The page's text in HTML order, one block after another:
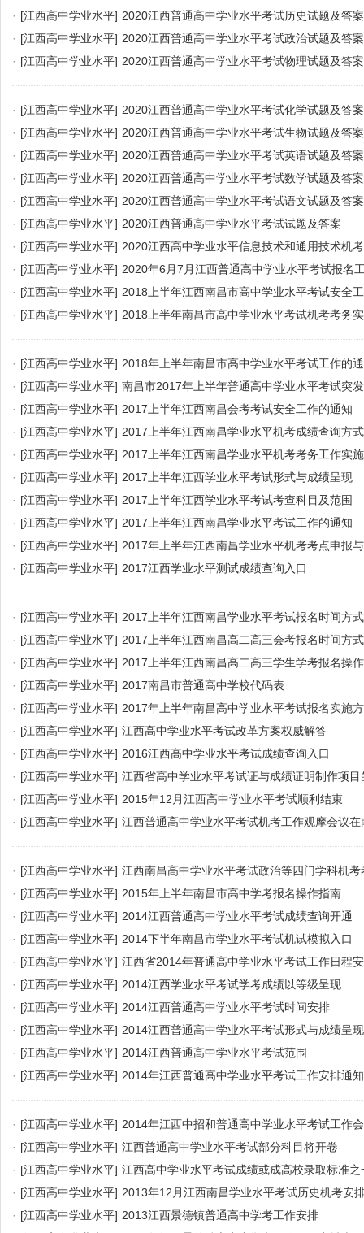
· [江西高中学业水平] 2020江西普通高中学业水平考试历史试题及答案
· [江西高中学业水平] 2020江西普通高中学业水平考试政治试题及答案
· [江西高中学业水平] 2020江西普通高中学业水平考试物理试题及答案
· [江西高中学业水平] 2020江西普通高中学业水平考试化学试题及答案
· [江西高中学业水平] 2020江西普通高中学业水平考试生物试题及答案
· [江西高中学业水平] 2020江西普通高中学业水平考试英语试题及答案
· [江西高中学业水平] 2020江西普通高中学业水平考试数学试题及答案
· [江西高中学业水平] 2020江西普通高中学业水平考试语文试题及答案
· [江西高中学业水平] 2020江西普通高中学业水平考试试题及答案
· [江西高中学业水平] 2020江西高中学业水平信息技术和通用技术机
· [江西高中学业水平] 2020年6月7月江西普通高中学业水平考试报名
· [江西高中学业水平] 2018上半年江西南昌市高中学业水平考试安全
· [江西高中学业水平] 2018上半年南昌市高中学业水平考试机考考务
· [江西高中学业水平] 2018年上半年南昌市高中学业水平考试工作的
· [江西高中学业水平] 南昌市2017年上半年普通高中学业水平考试突
· [江西高中学业水平] 2017上半年江西南昌会考考试安全工作的通知
· [江西高中学业水平] 2017上半年江西南昌学业水平机考成绩查询方式
· [江西高中学业水平] 2017上半年江西南昌学业水平机考考务工作实
· [江西高中学业水平] 2017上半年江西学业水平考试形式与成绩呈现
· [江西高中学业水平] 2017上半年江西学业水平考试考查科目及范围
· [江西高中学业水平] 2017上半年江西南昌学业水平考试工作的通知
· [江西高中学业水平] 2017年上半年江西南昌学业水平机考考点申报
· [江西高中学业水平] 2017江西学业水平测试成绩查询入口
· [江西高中学业水平] 2017上半年江西南昌学业水平考试报名时间方式
· [江西高中学业水平] 2017上半年江西南昌高二高三会考报名时间方式
· [江西高中学业水平] 2017上半年江西南昌高二高三学生学考报名操
· [江西高中学业水平] 2017南昌市普通高中学校代码表
· [江西高中学业水平] 2017年上半年南昌高中学业水平考试报名实施
· [江西高中学业水平] 江西高中学业水平考试改革方案权威解答
· [江西高中学业水平] 2016江西高中学业水平考试成绩查询入口
· [江西高中学业水平] 江西省高中学业水平考试证与成绩证明制作项目
· [江西高中学业水平] 2015年12月江西高中学业水平考试顺利结束
· [江西高中学业水平] 江西普通高中学业水平考试机考工作观摩会议在
· [江西高中学业水平] 江西南昌高中学业水平考试政治等四门学科机
· [江西高中学业水平] 2015年上半年南昌市高中学考报名操作指南
· [江西高中学业水平] 2014江西普通高中学业水平考试成绩查询开通
· [江西高中学业水平] 2014下半年南昌市学业水平考试机试模拟入口
· [江西高中学业水平] 江西省2014年普通高中学业水平考试工作日程
· [江西高中学业水平] 2014江西学业水平考试学考成绩以等级呈现
· [江西高中学业水平] 2014江西普通高中学业水平考试时间安排
· [江西高中学业水平] 2014江西普通高中学业水平考试形式与成绩呈现
· [江西高中学业水平] 2014江西普通高中学业水平考试范围
· [江西高中学业水平] 2014年江西普通高中学业水平考试工作安排通知
· [江西高中学业水平] 2014年江西中招和普通高中学业水平考试工作
· [江西高中学业水平] 江西普通高中学业水平考试部分科目将开卷
· [江西高中学业水平] 江西高中学业水平考试成绩或成高校录取标准之
· [江西高中学业水平] 2013年12月江西南昌学业水平考试历史机考安
· [江西高中学业水平] 2013江西景德镇普通高中学考工作安排